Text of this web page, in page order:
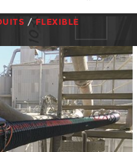
/ FLEXIBLE